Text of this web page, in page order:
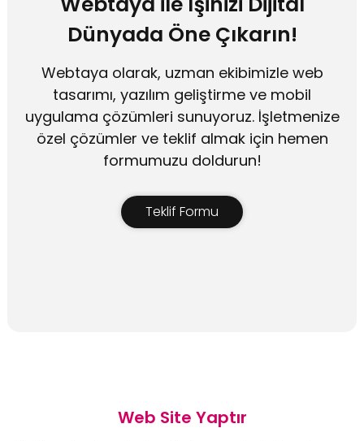
Dünyada Öne Çıkarın!
Webtaya olarak, uzman ekibimizle web
tasarımı, yazılım geliştirme ve mobil
uygulama çözümleri sunuyoruz. İşletmenize
özel çözümler ve teklif almak için hemen
formumuzu doldurun!
Teklif Formu
Web Site Yaptır